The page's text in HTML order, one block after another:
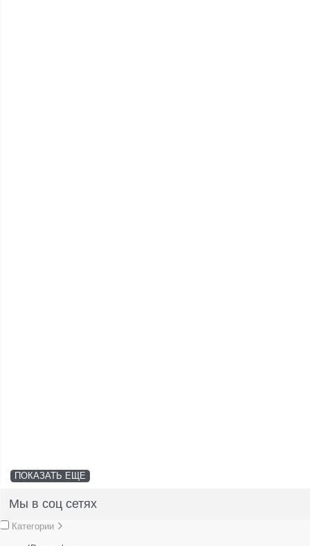
ПОКАЗАТЬ ЕЩЕ
Мы в соц сетях
Категории